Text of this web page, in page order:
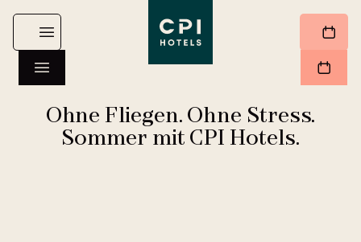
Ohne Fliegen. Ohne Stress.
Sommer mit CPI Hotels.